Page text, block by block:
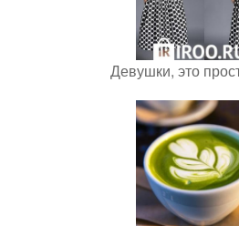
Девушки, это